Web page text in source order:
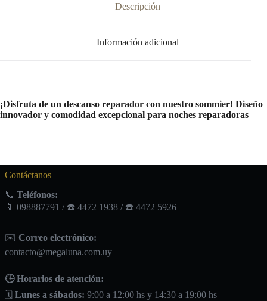
Descripción
Información adicional
¡Disfruta de un descanso reparador con nuestro sommier! Diseño
innovador y comodidad excepcional para noches reparadoras
Contáctanos
📞 Teléfonos:
📱 098887791 / ☎️ 4472 1938 / ☎️ 4472 5926
✉️ Correo electrónico:
contacto@megaluna.com.uy
🕒 Horarios de atención:
🗓️ Lunes a sábados: 9:00 a 12:00 hs y 14:30 a 19:00 hs